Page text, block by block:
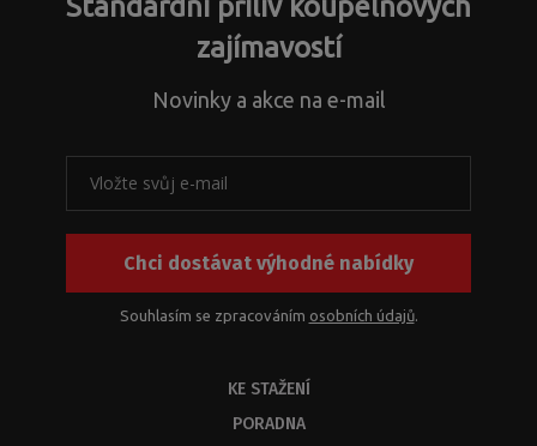
řešení
problematikou
našim
produktům
nebo
kombinací.
zajímavostí
Novinky a akce na e-mail
Chci dostávat výhodné nabídky
Souhlasím se zpracováním osobních údajů.
KE STAŽENÍ
PORADNA